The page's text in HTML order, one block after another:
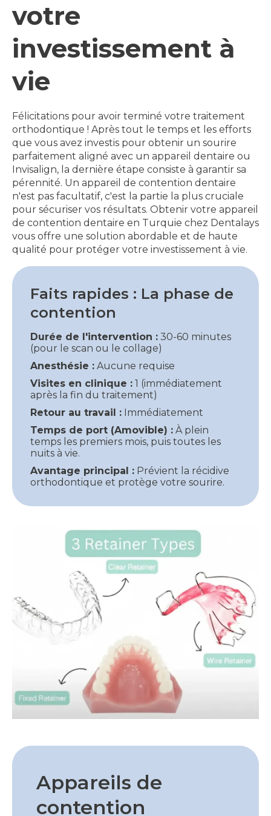
votre
investissement à
vie
Félicitations pour avoir terminé votre traitement
orthodontique ! Après tout le temps et les efforts
que vous avez investis pour obtenir un sourire
parfaitement aligné avec un appareil dentaire ou
Invisalign, la dernière étape consiste à garantir sa
pérennité. Un appareil de contention dentaire
n'est pas facultatif, c'est la partie la plus cruciale
pour sécuriser vos résultats. Obtenir votre appareil
de contention dentaire en Turquie chez Dentalays
vous offre une solution abordable et de haute
qualité pour protéger votre investissement à vie.
Faits rapides : La phase de
contention
Durée de l'intervention : 30-60 minutes
(pour le scan ou le collage)
Anesthésie : Aucune requise
Visites en clinique : 1 (immédiatement
après la fin du traitement)
Retour au travail : Immédiatement
Temps de port (Amovible) : À plein
temps les premiers mois, puis toutes les
nuits à vie.
Avantage principal : Prévient la récidive
orthodontique et protège votre sourire.
Appareils de
contention